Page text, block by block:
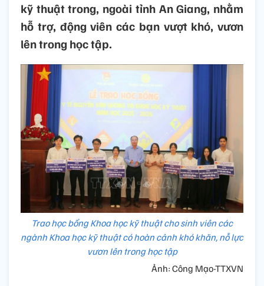
kỹ thuật trong, ngoài tỉnh An Giang, nhằm
hỗ trợ, động viên các bạn vượt khó, vươn
lên trong học tập.
Trao học bổng Khoa học kỹ thuật cho sinh viên các
ngành Khoa học kỹ thuật có hoàn cảnh khó khăn, nỗ lực
vươn lên trong học tập
Ảnh: Công Mạo-TTXVN